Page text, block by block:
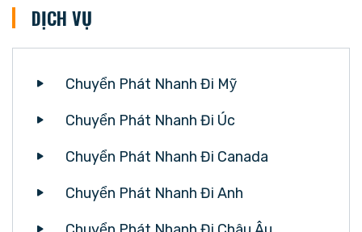
DỊCH VỤ
Chuyển Phát Nhanh Đi Mỹ
Chuyển Phát Nhanh Đi Úc
Chuyển Phát Nhanh Đi Canada
Chuyển Phát Nhanh Đi Anh